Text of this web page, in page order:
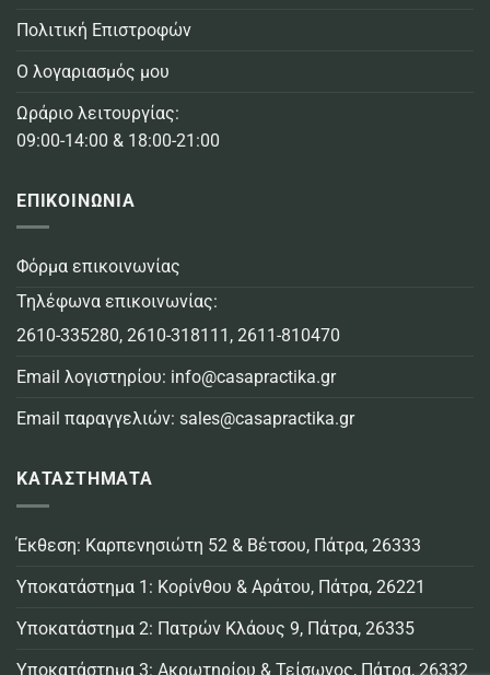
Πολιτική Επιστροφών
Ο λογαριασμός μου
Ωράριο λειτουργίας:
09:00-14:00 & 18:00-21:00
ΕΠΙΚΟΙΝΩΝΙΑ
Φόρμα επικοινωνίας
Τηλέφωνα επικοινωνίας:
2610-335280, 2610-318111 , 2611-810470
Email λογιστηρίου: info@casapractika.gr
Email παραγγελιών: sales@casapractika.gr
ΚΑΤΑΣΤΗΜΑΤΑ
Έκθεση: Καρπενησιώτη 52 & Βέτσου, Πάτρα, 26333
Υποκατάστημα 1: Κορίνθου & Αράτου, Πάτρα, 26221
Υποκατάστημα 2: Πατρών Κλάους 9, Πάτρα, 26335
Υποκατάστημα 3: Ακρωτηρίου & Τείσωνος, Πάτρα, 26332